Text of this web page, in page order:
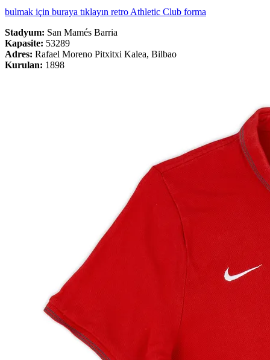
bulmak için buraya tıklayın retro Athletic Club forma
Stadyum: San Mamés Barria
Kapasite: 53289
Adres: Rafael Moreno Pitxitxi Kalea, Bilbao
Kurulan: 1898